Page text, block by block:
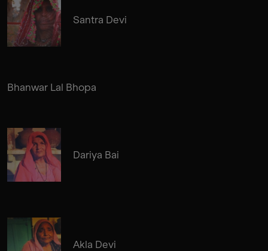
Santra Devi
Bhanwar Lal Bhopa
Dariya Bai
Akla Devi